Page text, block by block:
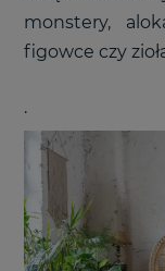
monstery,
figowce czy
.